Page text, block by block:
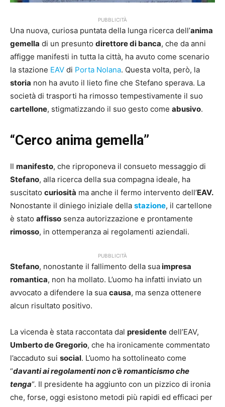
PUBBLICITÀ
Una nuova, curiosa puntata della lunga ricerca dell’anima
gemella di un presunto direttore di banca, che da anni
affigge manifesti in tutta la città, ha avuto come scenario
la stazione EAV di Porta Nolana. Questa volta, però, la
storia non ha avuto il lieto fine che Stefano sperava. La
società di trasporti ha rimosso tempestivamente il suo
cartellone, stigmatizzando il suo gesto come abusivo.
“Cerco anima gemella”
Il manifesto, che riproponeva il consueto messaggio di
Stefano, alla ricerca della sua compagna ideale, ha
suscitato curiosità ma anche il fermo intervento dell’EAV.
Nonostante il diniego iniziale della stazione, il cartellone
è stato affisso senza autorizzazione e prontamente
rimosso, in ottemperanza ai regolamenti aziendali.
PUBBLICITÀ
Stefano, nonostante il fallimento della suaimpresa
romantica, non ha mollato. L’uomo ha infatti inviato un
avvocato a difendere la sua causa, ma senza ottenere
alcun risultato positivo.
La vicenda è stata raccontata dal presidente dell’EAV,
Umberto de Gregorio, che ha ironicamente commentato
l’accaduto sui social. L’uomo ha sottolineato come
“davanti ai regolamenti non c’è romanticismo che
tenga“. Il presidente ha aggiunto con un pizzico di ironia
che, forse, oggi esistono metodi più rapidi ed efficaci per